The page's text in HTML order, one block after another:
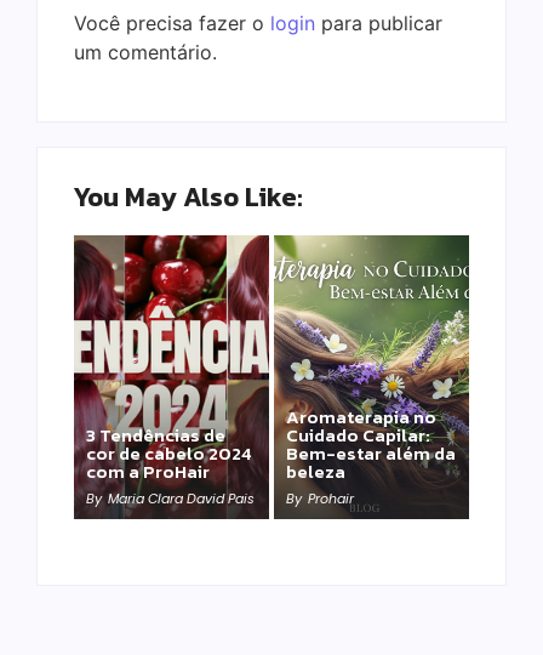
Você precisa fazer o login para publicar
um comentário.
You May Also Like:
3 Tendências de
cor de cabelo 2024
com a ProHair
By Maria Clara David Pais
Aromaterapia no
Cuidado Capilar:
Bem-estar além da
beleza
By Prohair
Detox Capilar: Por
que remover
metais pesados
salva sua química?
By Prohair